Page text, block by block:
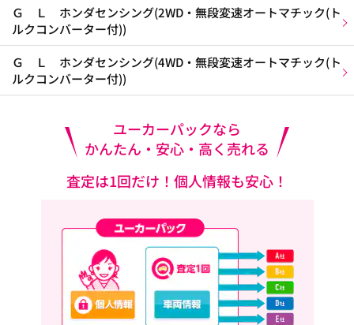
Ｇ Ｌ ホンダセンシング(2WD・無段変速オートマチック(ト
ルクコンバーター付))
Ｇ Ｌ ホンダセンシング(4WD・無段変速オートマチック(ト
ルクコンバーター付))
ユーカーパックなら
かんたん・安心・高く売れる
査定は1回だけ！個人情報も安心！